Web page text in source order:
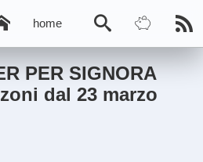
home
PER SIGNORA
dal 23 marzo